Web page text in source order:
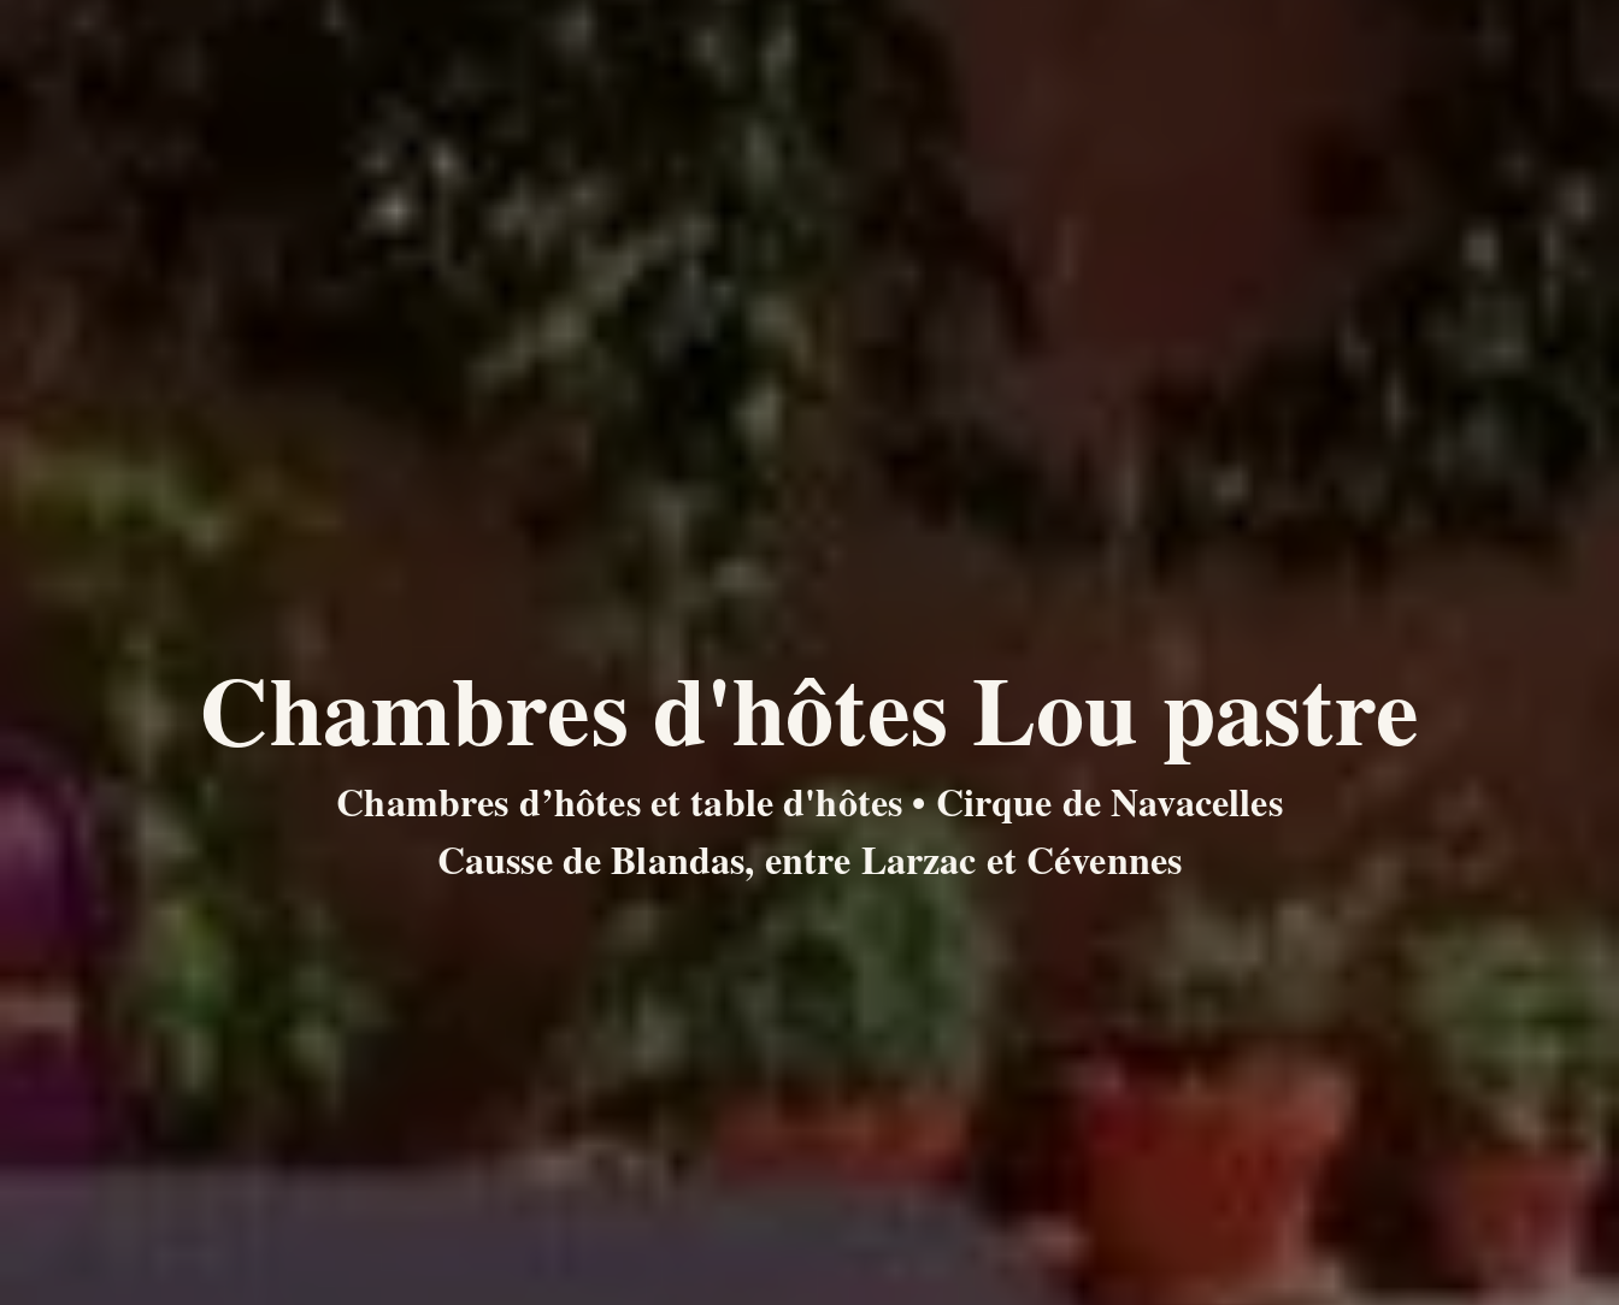
Chambres d'hôtes Lou pastre
Chambres d’hôtes et table d'hôtes • Cirque de Navacelles
Causse de Blandas, entre Larzac et Cévennes